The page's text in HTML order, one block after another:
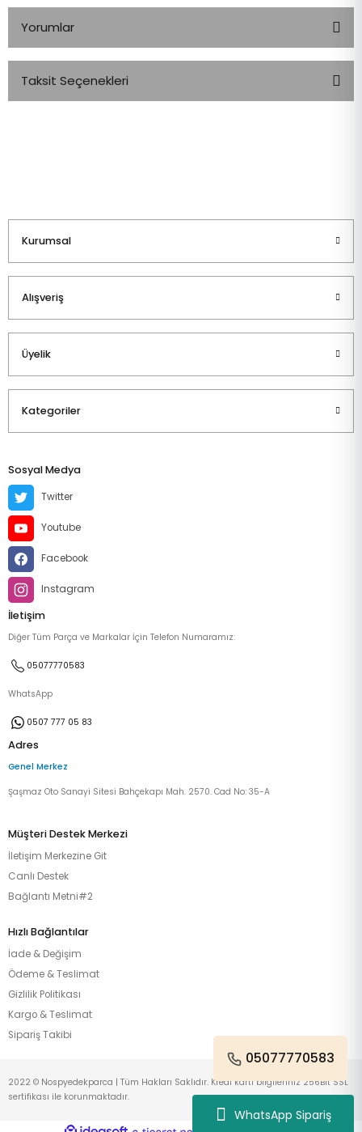
WhatsApp Sipariş
Yorumlar
Taksit Seçenekleri
Kurumsal
Alışveriş
Üyelik
Kategoriler
Sosyal Medya
Twitter
Youtube
Facebook
Instagram
İletişim
Diğer Tüm Parça ve Markalar İçin Telefon Numaramız:
05077770583
WhatsApp
0507 777 05 83
Adres
Genel Merkez
Şaşmaz Oto Sanayi Sitesi Bahçekapı Mah. 2570. Cad No: 35-A
Müşteri Destek Merkezi
İletişim Merkezine Git
Canlı Destek
Bağlantı Metni#2
Hızlı Bağlantılar
İade & Değişim
Ödeme & Teslimat
Gizlilik Politikası
Kargo & Teslimat
Sipariş Takibi
05077770583
2022 © Nospyedekparca | Tüm Hakları Saklıdır. Kredi kartı bilgileriniz 256Bit SSL
sertifikası ile korunmaktadır.